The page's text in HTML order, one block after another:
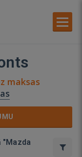
maksas